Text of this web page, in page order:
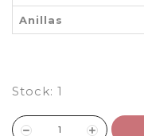
Anillas
Stock: 1